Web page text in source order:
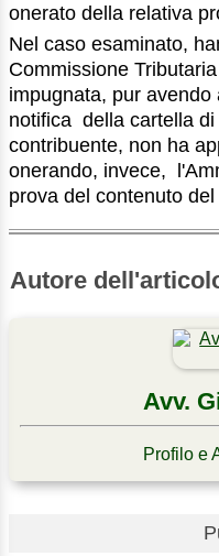
onerato della relativa
Nel caso esaminato,
Commissione
impugnata, pur
notifica della cartella di
contribuente, non ha
onerando, invece,
prova del contenuto
Autore
Avv.
Profilo e